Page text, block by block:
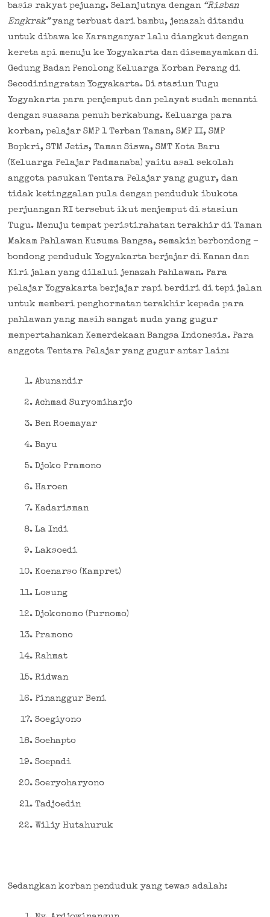
basis rakyat pejuang. Selanjutnya dengan “Risban
Engkrak”yang terbuat dari bambu, jenazah ditandu
untuk dibawa ke Karanganyar lalu diangkut dengan
kereta api menuju ke Yogyakarta dan disemayamkan di
Gedung Badan Penolong Keluarga Korban Perang di
Secodiningratan Yogyakarta. Di stasiun Tugu
Yogyakarta para penjemput dan pelayat sudah menanti
dengan suasana penuh berkabung. Keluarga para
korban, pelajar SMP 1 Terban Taman, SMP II, SMP
Bopkri, STM Jetis, Taman Siswa, SMT Kota Baru
(Keluarga Pelajar Padmanaba) yaitu asal sekolah
anggota pasukan Tentara Pelajar yang gugur, dan
tidak ketinggalan pula dengan penduduk ibukota
perjuangan RI tersebut ikut menjemput di stasiun
Tugu. Menuju tempat peristirahatan terakhir di Taman
Makam Pahlawan Kusuma Bangsa, semakin berbondong –
bondong penduduk Yogyakarta berjajar di Kanan dan
Kiri jalan yang dilalui jenazah Pahlawan. Para
pelajar Yogyakarta berjajar rapi berdiri di tepi jalan
untuk memberi penghormatan terakhir kepada para
pahlawan yang masih sangat muda yang gugur
mempertahankan Kemerdekaan Bangsa Indonesia. Para
anggota Tentara Pelajar yang gugur antar lain:
Abunandir
Achmad Suryomiharjo
Ben Roemayar
Bayu
Djoko Pramono
Haroen
Kadarisman
La Indi
Laksoedi
Koenarso (Kampret)
Losung
Djokonomo (Purnomo)
Pramono
Rahmat
Ridwan
Pinanggur Beni
Soegiyono
Soehapto
Soepadi
Soeryoharyono
Tadjoedin
Wiliy Hutahuruk
Sedangkan korban penduduk yang tewas adalah: